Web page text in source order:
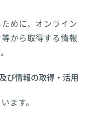
めに、オンライン
から取得する情報
び情報の取得・活用
ます。